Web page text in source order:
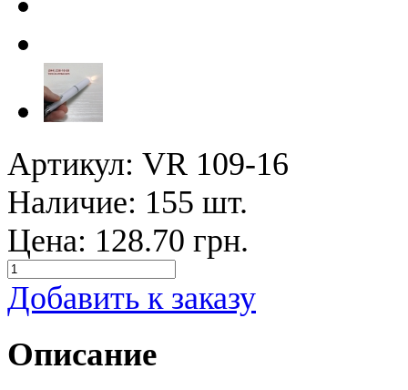
Артикул: VR 109-16
Наличие: 155 шт.
Цена: 128.70 грн.
Добавить к заказу
Описание